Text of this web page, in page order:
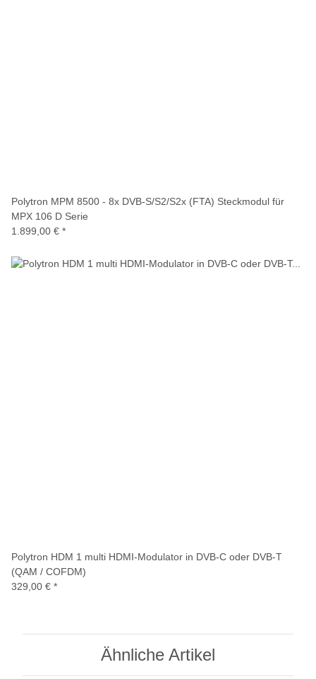
Polytron MPM 8500 - 8x DVB-S/S2/S2x (FTA) Steckmodul für
MPX 106 D Serie
1.899,00 € *
Polytron HDM 1 multi HDMI-Modulator in DVB-C oder DVB-T
(QAM / COFDM)
329,00 € *
Ähnliche Artikel